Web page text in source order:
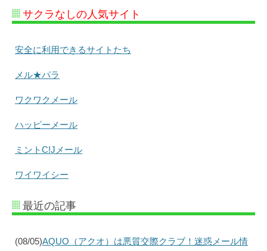
サクラなしの人気サイト
安全に利用できるサイトたち
メル★パラ
ワクワクメール
ハッピーメール
ミントC!Jメール
ワイワイシー
最近の記事
(08/05)AQUO（アクオ）は悪質交際クラブ！迷惑メール情